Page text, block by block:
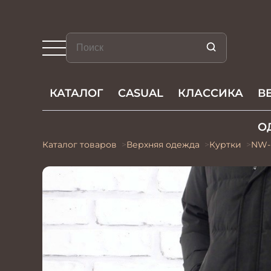
КАТАЛОГ CASUAL КЛАССИКА
Каталог товаров Верхняя одежда Куртки